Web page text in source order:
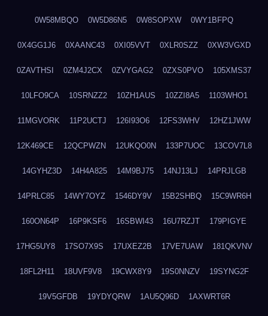
0W58MBQO 0W5D86N5 0W8SOPXW 0WY1BFPQ
0X4GG1J6 0XAANC43 0XI05VVT 0XLR0SZZ 0XW3VGXD
0ZAVTHSI 0ZM4J2CX 0ZVYGAG2 0ZXS0PVO 105XMS37
10LFO9CA 10SRNZZ2 10ZH1AUS 10ZZI8A5 1103WHO1
11MGVORK 11P2UCTJ 126I93O6 12FS3WHV 12HZ1JWW
12K469CE 12QCPWZN 12UKQO0N 133P7UOC 13COV7L8
14GYHZ3D 14H4A825 14M9BJ75 14NJ13LJ 14PRJLGB
14PRLC85 14WY7OYZ 1546DY9V 15B2SHBQ 15C9WR6H
160ON64P 16P9KSF6 16SBWI43 16U7RZJT 179PIGYE
17HG5UY8 17SO7X9S 17UXEZ2B 17VE7UAW 181QKVNV
18FL2H11 18UVF9V8 19CWX8Y9 19S0NNZV 19SYNG2F
19V5GFDB 19YDYQRW 1AU5Q96D 1AXWRT6R